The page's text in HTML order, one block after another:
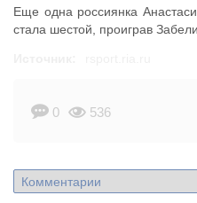
Еще одна россиянка
стала шестой, проиграв
0 536